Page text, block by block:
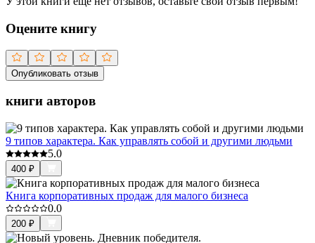
Оцените книгу
Опубликовать отзыв
книги авторов
9 типов характера. Как управлять собой и другими людьми
5.0
400 ₽
Книга корпоративных продаж для малого бизнеса
0.0
200 ₽